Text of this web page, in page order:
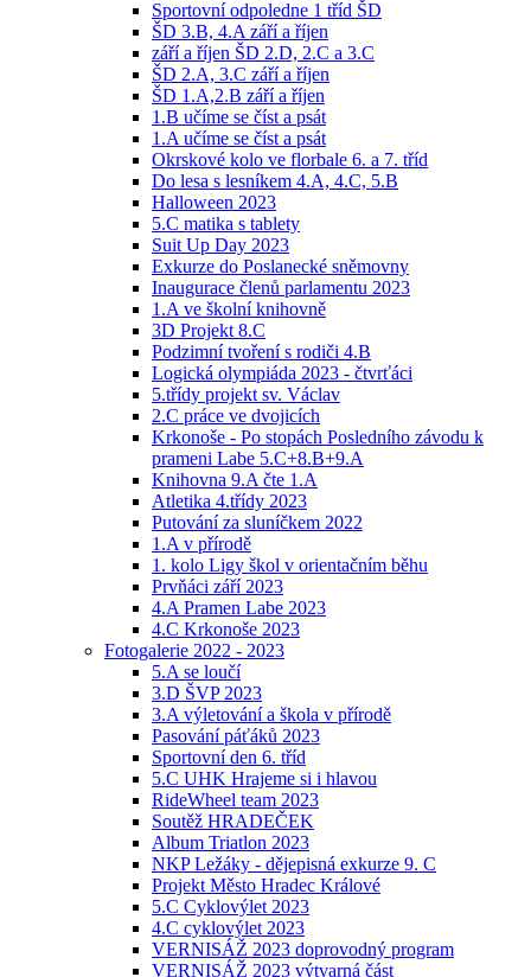
Sportovní odpoledne 1 tříd ŠD
ŠD 3.B, 4.A září a říjen
září a říjen ŠD 2.D, 2.C a 3.C
ŠD 2.A, 3.C září a říjen
ŠD 1.A,2.B září a říjen
1.B učíme se číst a psát
1.A učíme se číst a psát
Okrskové kolo ve florbale 6. a 7. tříd
Do lesa s lesníkem 4.A, 4.C, 5.B
Halloween 2023
5.C matika s tablety
Suit Up Day 2023
Exkurze do Poslanecké sněmovny
Inaugurace členů parlamentu 2023
1.A ve školní knihovně
3D Projekt 8.C
Podzimní tvoření s rodiči 4.B
Logická olympiáda 2023 - čtvrťáci
5.třídy projekt sv. Václav
2.C práce ve dvojicích
Krkonoše - Po stopách Posledního závodu k
prameni Labe 5.C+8.B+9.A
Knihovna 9.A čte 1.A
Atletika 4.třídy 2023
Putování za sluníčkem 2022
1.A v přírodě
1. kolo Ligy škol v orientačním běhu
Prvňáci září 2023
4.A Pramen Labe 2023
4.C Krkonoše 2023
Fotogalerie 2022 - 2023
5.A se loučí
3.D ŠVP 2023
3.A výletování a škola v přírodě
Pasování páťáků 2023
Sportovní den 6. tříd
5.C UHK Hrajeme si i hlavou
RideWheel team 2023
Soutěž HRADEČEK
Album Triatlon 2023
NKP Ležáky - dějepisná exkurze 9. C
Projekt Město Hradec Králové
5.C Cyklovýlet 2023
4.C cyklovýlet 2023
VERNISÁŽ 2023 doprovodný program
VERNISÁŽ 2023 výtvarná část